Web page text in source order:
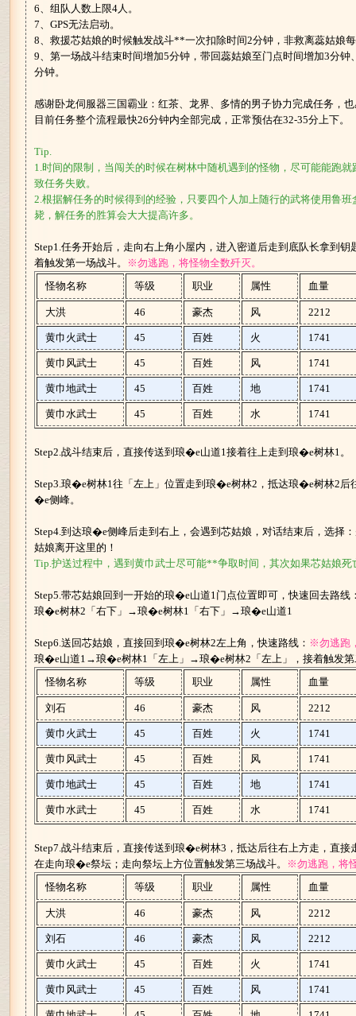
6、组队人数上限4人。
7、GPS无法启动。
8、救援芯姑娘的时候触发战斗**一次扣除时间2分钟，非救离蕊姑娘
9、第一场战斗结束时间增加5分钟，带回蕊姑娘至门点时间增加3分钟
分钟。
感谢卧龙伺服器三国霸业：红茶、龙界、多情的男子协力完成任务，
目前任务整个流程最快26分钟内全部完成，正常预估在32-35分上下。
Tip.
1.时间的限制，当闯关的时候在树林中随机遇到的怪物，尽可能能跑
致任务失败。
2.根据解任务的时候得到的经验，只要四个人加上随行的武将使用鲁
毙，解任务的胜算会大大提高许多。
Step1.任务开始后，走向右上角小屋内，进入密道后走到底队长拿到
着触发第一场战斗。
※勿逃跑，将怪物全数歼灭。
怪物名称
等级 职业 属性 血量
大洪 46 豪杰 风 2212
黄巾火武士 45 百姓 火 1741
黄巾风武士 45 百姓 风 1741
黄巾地武士 45 百姓 地 1741
黄巾水武士 45 百姓 水 1741
Step2.战斗结束后，直接传送到琅�e山道1接着往上走到琅�e树林1。
Step3.琅�e树林1往「左上」位置走到琅�e树林2，抵达琅�e树林2后
�e侧峰。
Step4.到达琅�e侧峰后走到右上，会遇到芯姑娘，对话结束后，选择
姑娘离开这里的！
Tip.护送过程中，遇到黄巾武士尽可能**争取时间，其次如果芯姑娘死
Step5.带芯姑娘回到一开始的琅�e山道1门点位置即可，快速回去路线
琅�e树林2「右下」→琅�e树林1「右下」→琅�e山道1
Step6.送回芯姑娘，直接回到琅�e树林2左上角，快速路线： ※勿逃跑
琅�e山道1→琅�e树林1「左上」→琅�e树林2「左上」，接着触发第
怪物名称
等级 职业 属性 血量
刘石 46 豪杰 风 2212
黄巾火武士 45 百姓 火 1741
黄巾风武士 45 百姓 风 1741
黄巾地武士 45 百姓 地 1741
黄巾水武士 45 百姓 水 1741
Step7.战斗结束后，直接传送到琅�e树林3，抵达后往右上方走，
在走向琅�e祭坛；走向祭坛上方位置触发第三场战斗。
※勿逃跑，将
怪物名称
等级 职业 属性 血量
大洪 46 豪杰 风 2212
刘石 46 豪杰 风 2212
黄巾火武士 45 百姓 火 1741
黄巾风武士 45 百姓 风 1741